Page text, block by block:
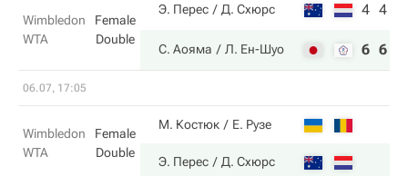
Wimbledon
WTA
Female
Double
Э. Перес Д. Схюрс 4 4
С. Аояма Л. Ен-Шуо 6 6
06.07, 17:05
Wimbledon
WTA
Female
Double
М. Костюк Е. Рузе
Э. Перес Д. Схюрс